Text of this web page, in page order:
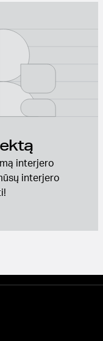
interjero
interjero